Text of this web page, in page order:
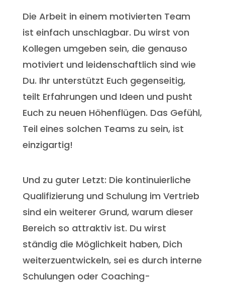
Die Arbeit in einem motivierten Team
ist einfach unschlagbar. Du wirst von
Kollegen umgeben sein, die genauso
motiviert und leidenschaftlich sind wie
Du. Ihr unterstützt Euch gegenseitig,
teilt Erfahrungen und Ideen und pusht
Euch zu neuen Höhenflügen. Das Gefühl,
Teil eines solchen Teams zu sein, ist
einzigartig!
Und zu guter Letzt: Die kontinuierliche
Qualifizierung und Schulung im Vertrieb
sind ein weiterer Grund, warum dieser
Bereich so attraktiv ist. Du wirst
ständig die Möglichkeit haben, Dich
weiterzuentwickeln, sei es durch interne
Schulungen oder Coaching-